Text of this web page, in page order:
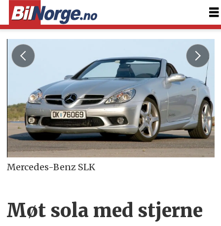
Mercedes-Benz SLK
Møt sola med stjerne